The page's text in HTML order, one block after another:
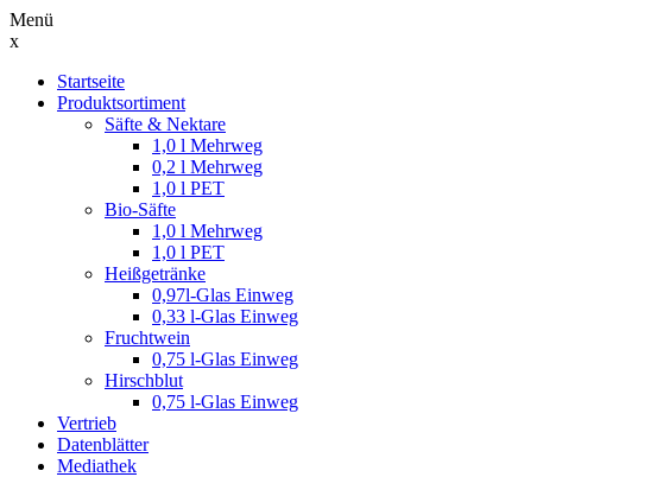
Menü
x
nach:
Startseite
Produktsortiment
Säfte & Nektare
1,0 l Mehrweg
0,2 l Mehrweg
1,0 l PET
Bio-Säfte
1,0 l Mehrweg
1,0 l PET
Heißgetränke
0,97l-Glas Einweg
0,33 l-Glas Einweg
Fruchtwein
0,75 l-Glas Einweg
Hirschblut
0,75 l-Glas Einweg
Vertrieb
Datenblätter
Mediathek